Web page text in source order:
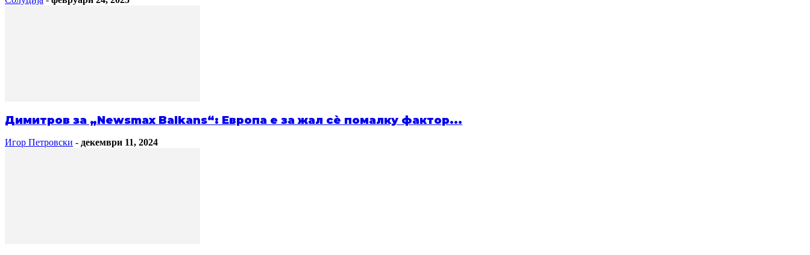
Димитров за „Newsmax Balkans“: Европа е за жал сѐ помалку фактор...
Игор Петровски - декември 11, 2024